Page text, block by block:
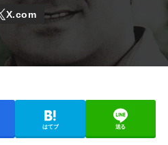
はてブ 送る